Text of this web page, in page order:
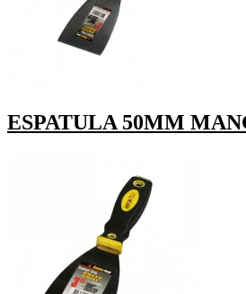
ESPATULA 50MM